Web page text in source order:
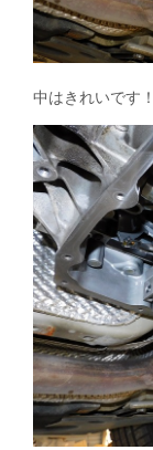
中はきれいです！